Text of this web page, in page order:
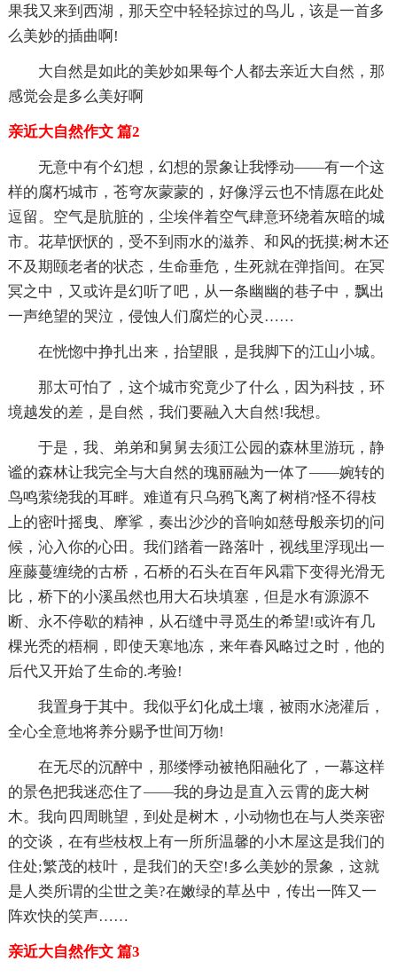
果我又来到西湖，那天空中轻轻掠过的鸟儿，该是一首多
么美妙的插曲啊!
大自然是如此的美妙如果每个人都去亲近大自然，那
感觉会是多么美好啊
亲近大自然作文 篇2
无意中有个幻想，幻想的景象让我悸动——有一个这
样的腐朽城市，苍穹灰蒙蒙的，好像浮云也不情愿在此处
逗留。空气是肮脏的，尘埃伴着空气肆意环绕着灰暗的城
市。花草恹恹的，受不到雨水的滋养、和风的抚摸;树木还
不及期颐老者的状态，生命垂危，生死就在弹指间。在冥
冥之中，又或许是幻听了吧，从一条幽幽的巷子中，飘出
一声绝望的哭泣，侵蚀人们腐烂的心灵……
在恍惚中挣扎出来，抬望眼，是我脚下的江山小城。
那太可怕了，这个城市究竟少了什么，因为科技，环
境越发的差，是自然，我们要融入大自然!我想。
于是，我、弟弟和舅舅去须江公园的森林里游玩，静
谧的森林让我完全与大自然的瑰丽融为一体了——婉转的
鸟鸣萦绕我的耳畔。难道有只乌鸦飞离了树梢?怪不得枝
上的密叶摇曳、摩挲，奏出沙沙的音响如慈母般亲切的问
候，沁入你的心田。我们踏着一路落叶，视线里浮现出一
座藤蔓缠绕的古桥，石桥的石头在百年风霜下变得光滑无
比，桥下的小溪虽然也用大石块填塞，但是水有源源不
断、永不停歇的精神，从石缝中寻觅生的希望!或许有几
棵光秃的梧桐，即使天寒地冻，来年春风略过之时，他的
后代又开始了生命的.考验!
我置身于其中。我似乎幻化成土壤，被雨水浇灌后，
全心全意地将养分赐予世间万物!
在无尽的沉醉中，那缕悸动被艳阳融化了，一幕这样
的景色把我迷恋住了——我的身边是直入云霄的庞大树
木。我向四周眺望，到处是树木，小动物也在与人类亲密
的交谈，在有些枝杈上有一所所温馨的小木屋这是我们的
住处;繁茂的枝叶，是我们的天空!多么美妙的景象，这就
是人类所谓的尘世之美?在嫩绿的草丛中，传出一阵又一
阵欢快的笑声……
亲近大自然作文 篇3